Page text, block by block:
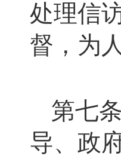
处理信
督，为
第七
导、政